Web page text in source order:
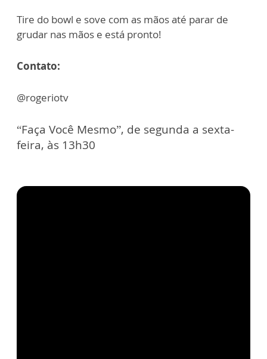
Tire do bowl e sove com as mãos até parar de
grudar nas mãos e está pronto!
Contato:
@rogeriotv
“Faça Você Mesmo”, de segunda a sexta-
feira, às 13h30